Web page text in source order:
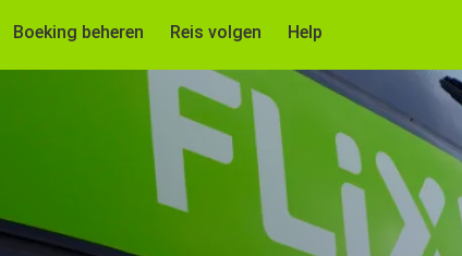
Boeking beheren Reis volgen Help